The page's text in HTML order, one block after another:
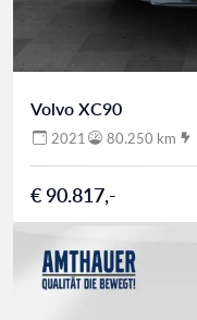
Volvo XC90
2021 80.250 km
€ 90.817,-